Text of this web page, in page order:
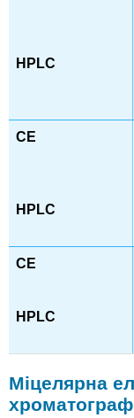
Міцелярна